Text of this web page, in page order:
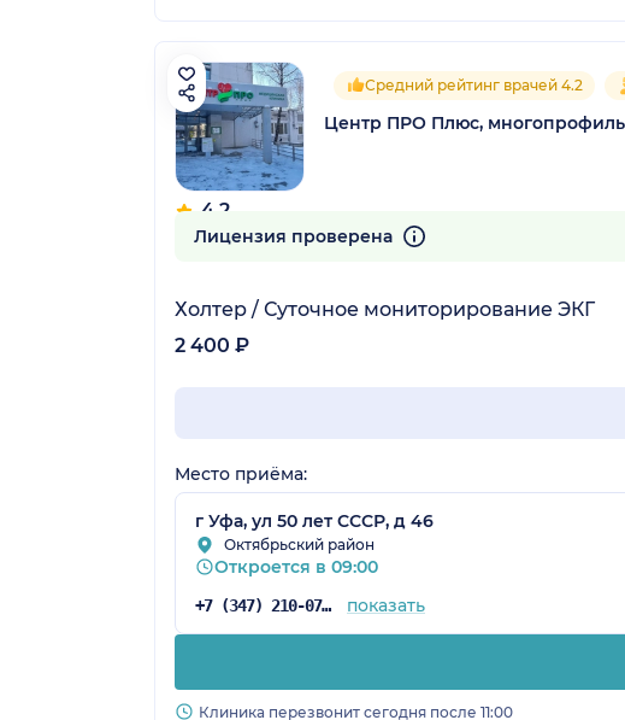
4.2
7 отзывов
Средний рейтинг врачей 4.2
Центр ПРО Плюс,
Лицензия проверена
Холтер / Суточное мониторирование ЭКГ
2 400 ₽
Место приёма:
г Уфа, ул 50 лет СССР, д 46
Октябрьский район
Откроется в 09:00
+7 (347) 210-07-93 показать
Клиника перезвонит сегодня после 11:00